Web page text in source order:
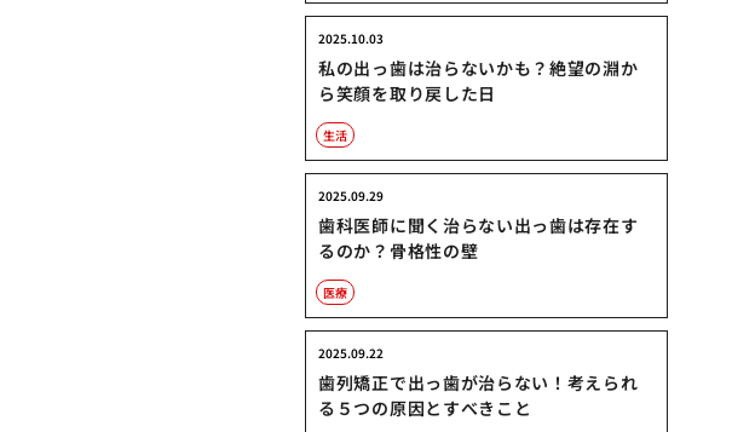
私の出っ歯は治らないかも？絶望の淵か
ら笑顔を取り戻した日
2025.10.03
生活
歯科医師に聞く治らない出っ歯は存在す
るのか？骨格性の壁
2025.09.29
医療
歯列矯正で出っ歯が治らない！考えられ
る５つの原因とすべきこと
2025.09.22